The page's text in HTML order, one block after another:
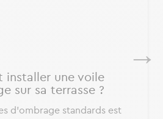
installer une voile
sur sa terrasse ?
d'ombrage standards est